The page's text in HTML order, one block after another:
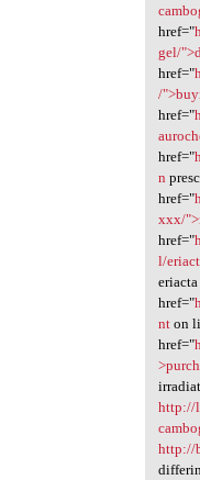
href="
gel/
href="
/
href="
href="
n
href="
xxx/
href="
l/
href="
nton
href="
http://
http://